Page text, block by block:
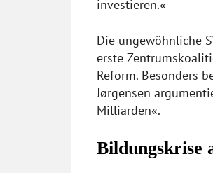
investieren.«
Die ungewöhnliche
erste
Reform. Besonders
Jørgensen
Milliarden«.
Bildungskrise